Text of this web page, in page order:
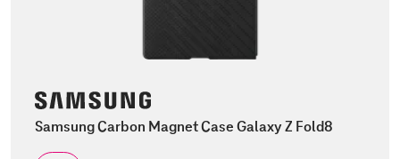
Samsung Carbon Magnet Case Galaxy Z Fold8